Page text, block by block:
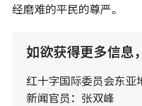
经磨难的平民的尊严。
如欲获得更多信息
红十字国际委员会东亚
新闻官员：张双峰